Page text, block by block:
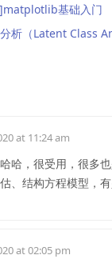
基础入门
析（Latent Class
at 11:24 am
哈，很受用，很多
、结构方程模型，
at 02:05 pm